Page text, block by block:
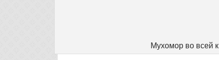
Мухомор во всей